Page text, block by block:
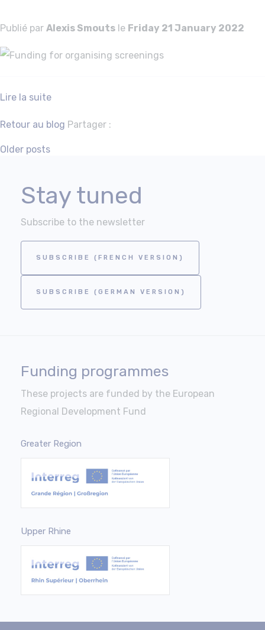
Publié par Alexis Smouts le Friday 21 January 2022
Lire la suite
Retour au blog Partager :
Posts
navigation
Older posts
Stay tuned
Subscribe to the newsletter
SUBSCRIBE (FRENCH VERSION)
SUBSCRIBE (GERMAN VERSION)
Funding programmes
These projects are funded by the European
Regional Development Fund
Greater Region
Upper Rhine